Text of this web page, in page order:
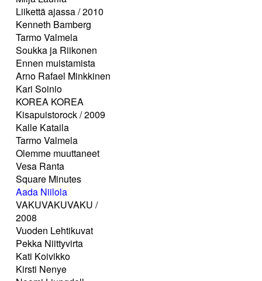
Liikettä ajassa / 2010
Kenneth Bamberg
Tarmo Valmela
Soukka ja Riikonen
Ennen muistamista
Arno Rafael Minkkinen
Kari Soinio
KOREA KOREA
Kisapuistorock / 2009
Kalle Kataila
Tarmo Valmela
Olemme muuttaneet
Vesa Ranta
Square Minutes
Aada Niilola
VAKUVAKUVAKU /
2008
Vuoden Lehtikuvat
Pekka Niittyvirta
Kati Koivikko
Kirsti Nenye